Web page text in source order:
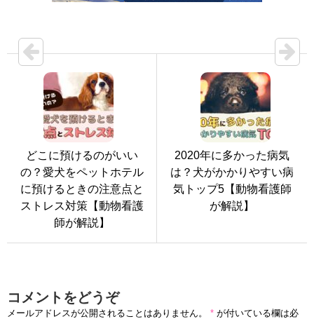
どこに預けるのがいい
の？愛犬をペットホテル
に預けるときの注意点と
ストレス対策【動物看護
師が解説】
2020年に多かった病気
は？犬がかかりやすい病
気トップ5【動物看護師
が解説】
コメントをどうぞ
メールアドレスが公開されることはありません。 * が付いている欄は必